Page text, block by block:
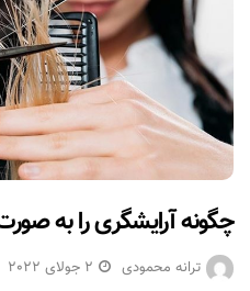
چگونه آرایشگری را به
ترانه محمودی 2 جولای 2022